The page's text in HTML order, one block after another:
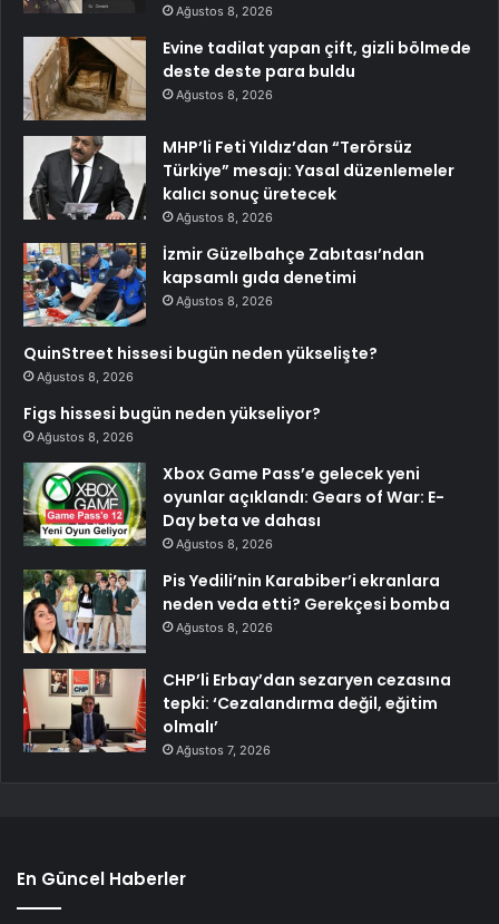
Ağustos 8, 2026
Evine tadilat yapan çift, gizli bölmede
deste deste para buldu
Ağustos 8, 2026
MHP’li Feti Yıldız’dan “Terörsüz
Türkiye” mesajı: Yasal düzenlemeler
kalıcı sonuç üretecek
Ağustos 8, 2026
İzmir Güzelbahçe Zabıtası’ndan
kapsamlı gıda denetimi
Ağustos 8, 2026
QuinStreet hissesi bugün neden yükselişte?
Ağustos 8, 2026
Figs hissesi bugün neden yükseliyor?
Ağustos 8, 2026
Xbox Game Pass’e gelecek yeni
oyunlar açıklandı: Gears of War: E-
Day beta ve dahası
Ağustos 8, 2026
Pis Yedili’nin Karabiber’i ekranlara
neden veda etti? Gerekçesi bomba
Ağustos 8, 2026
CHP’li Erbay’dan sezaryen cezasına
tepki: ‘Cezalandırma değil, eğitim
olmalı’
Ağustos 7, 2026
En Güncel Haberler